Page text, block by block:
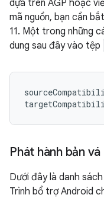
dựa trên AGP hoặc
mã nguồn, bạn cần
11. Một trong những
dung sau đây vào tệp
Phát hành bản vá
Dưới đây là danh
Trình bổ trợ Android